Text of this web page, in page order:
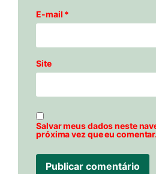
E-mail *
Site
Salvar meus dados neste
próxima vez que eu comentar.